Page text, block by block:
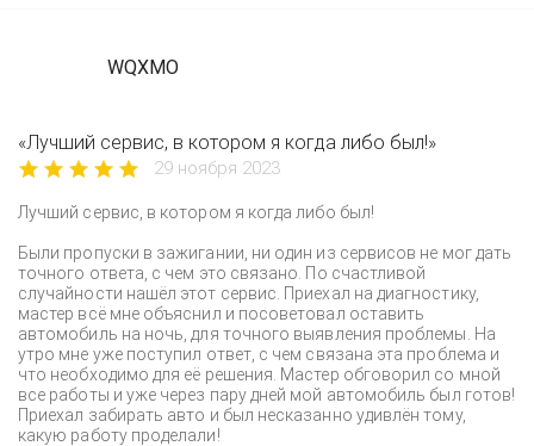
WQXMO
«Лучший сервис, в котором я когда либо был!»
29 ноября 2023
Лучший сервис, в котором я когда либо был!
Были пропуски в зажигании, ни один из сервисов не мог дать
точного ответа, с чем это связано. По счастливой
случайности нашёл этот сервис. Приехал на диагностику,
мастер всё мне объяснил и посоветовал оставить
автомобиль на ночь, для точного выявления проблемы. На
утро мне уже поступил ответ, с чем связана эта проблема и
что необходимо для её решения. Мастер обговорил со мной
все работы и уже через пару дней мой автомобиль был готов!
Приехал забирать авто и был несказанно удивлён тому,
какую работу проделали!